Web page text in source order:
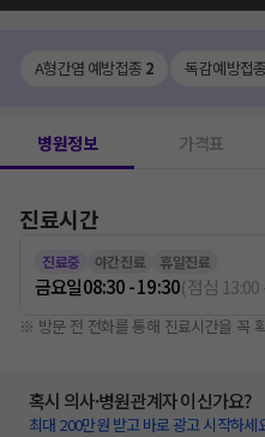
A형간염 예방접종 2 독감예방접종
병원정보 가격표
진료시간
진료중 야간진료 휴일진료
금요일08:30 - 19:30(점심 13:00
※ 방문 전 전화를 통해 진료시간을 꼭
혹시 의사·병원관계자 이신가요?
최대 200만원 받고 바로 광고 시작하세